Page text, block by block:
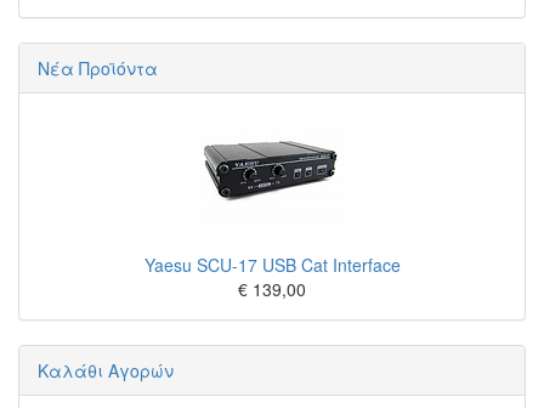
Νέα Προϊόντα
Yaesu SCU-17 USB Cat Interface
€ 139,00
Καλάθι Αγορών